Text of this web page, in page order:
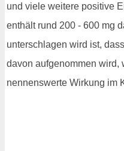
und viele weitere positive
enthält rund 200 - 600 mg
unterschlagen wird ist,
davon aufgenommen wird,
nennenswerte Wirkung im